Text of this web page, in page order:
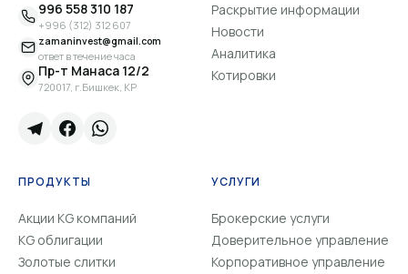
996 558 310 187
+996 (312) 312 607
zamaninvest@gmail.com
ответ в течение часа
Пр-т Манаса 12/2
720017, г.Бишкек, КР
ПРОДУКТЫ
Акции KG компаний
KG облигации
Золотые слитки
УСЛУГИ
Брокерские услуги
Доверительное управление
Корпоративное управление
Раскрытие информации
Новости
Аналитика
Котировки